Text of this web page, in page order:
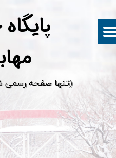
پ
​(تنها صفحه رسمی